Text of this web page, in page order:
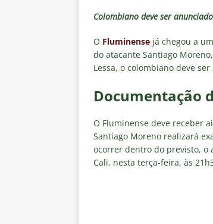
NOTÍCIAS
[ 4 de agosto
Estatísticas
clássico
Colombiano deve ser
O Fluminense já chegou a
do atacante Santiago
Lessa, o colombiano deve
Documentação
O Fluminense deve receber
Santiago Moreno realizará
ocorrer dentro do previsto, o
Cali, nesta terça-feira, às